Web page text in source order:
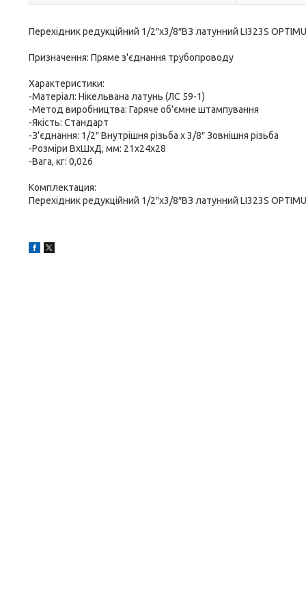
Перехідник редукційний 1/2″х3/8″ВЗ латунний LI323S
Призначення: Пряме з'єднання трубопроводу
Характеристики:
-Матеріал: Нікельвана латунь (ЛС 59-1)
-Метод виробництва: Гаряче об'ємне штампування
-Якість: Стандарт
-З'єднання: 1/2″ Внутрішня різьба х 3/8″ Зовнішня різьба
-Розміри ВхШхД, мм: 21х24х28
-Вага, кг: 0,026
Комплектация:
Перехідник редукційний 1/2″х3/8″ВЗ латунний LI323S